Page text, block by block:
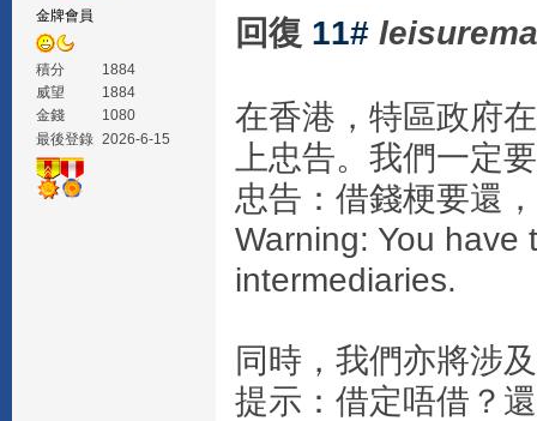
金牌會員
積分
1884
威望
1884
金錢
1080
最後登錄 2026-6-15
回復 11# leisurema
在香港，特區政府
上忠告。我們一定
忠告：借錢梗要還
Warning: You have
intermediaries.
同時，我們亦將涉
提示：借定唔借？